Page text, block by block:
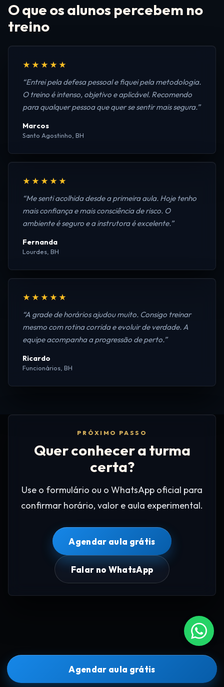
O que os alunos percebem no
treino
★★★★★
“Entrei pela defesa pessoal e fiquei pela metodologia.
O treino é intenso, objetivo e aplicável. Recomendo
para qualquer pessoa que quer se sentir mais segura.”
Marcos
Santo Agostinho, BH
★★★★★
“Me senti acolhida desde a primeira aula. Hoje tenho
mais confiança e mais consciência de risco. O
ambiente é seguro e a instrutora é excelente.”
Fernanda
Lourdes, BH
★★★★★
“A grade de horários ajudou muito. Consigo treinar
mesmo com rotina corrida e evoluir de verdade. A
equipe acompanha a progressão de perto.”
Ricardo
Funcionários, BH
PRÓXIMO PASSO
Quer conhecer a turma
certa?
Use o formulário ou o WhatsApp oficial para
confirmar horário, valor e aula experimental.
Agendar aula grátis
Falar no WhatsApp
Agendar aula grátis